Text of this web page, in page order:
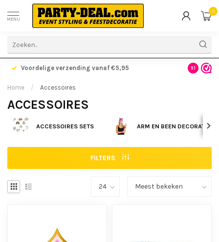
MENU
0
Voordelige verzending vanaf €5,95 Gratis
9.1
Home / Accessoires
ACCESSOIRES
ACCESSOIRES SETS ARM EN BEEN DECORATIE
FILTERS